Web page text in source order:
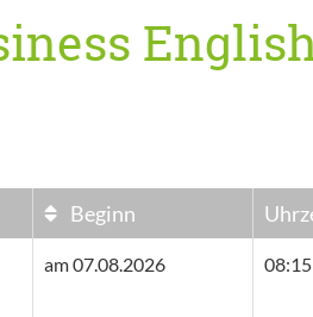
Beginn
am 07.08.2026